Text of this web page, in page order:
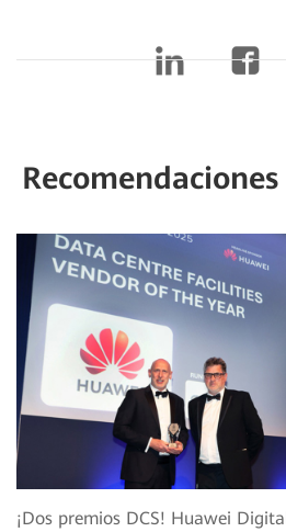
¡Dos premios DCS! Huawei